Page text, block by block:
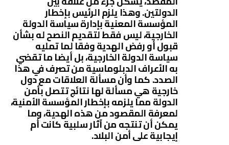
الدولتين. وهذا يلزم الرئيس بإخطار
المؤسسة المعنية بإدارة سياسة الدولة
الخارجية، ليس فقط لتقديم النصح له بشأن
قبول أو رفض الهدية وفقا لما تمليه
سياسة الدولة الخارجية، بل أيضا ما تقضي
به الأعراف الدبلوماسية من تصرف في هذا
الصدد. كما وأن مسألة العلاقات مع دول
خارجية هي مسألة لها نتائج تتصل بأمن
الدولة مما يلزمه بإخطار المؤسسة الأمنية،
لمعرفة المقصود من هذه الهدية، وما
يمكن أن تنتجه من آثار سلبية كانت أم
إيجابية على أمن البلاد.